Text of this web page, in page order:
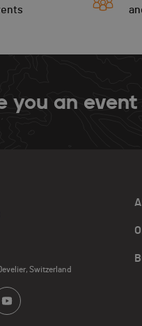
you an
Switzerland